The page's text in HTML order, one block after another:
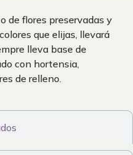
de flores preservadas y
que elijas, llevará
lleva base de
con hortensia,
de relleno.